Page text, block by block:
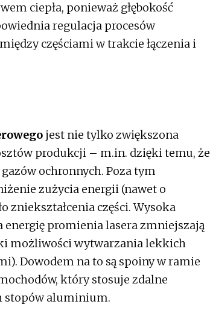
ciepła, ponieważ głębokość
regulacja procesów
częściami w trakcie łączenia i
jest nie tylko zwiększona
produkcji – m.in. dzięki temu, że
ochronnych. Poza tym
zużycia energii (nawet o
zniekształcenia części. Wysoka
energię promienia lasera zmniejszają
możliwości wytwarzania lekkich
Dowodem na to są spoiny w ramie
który stosuje zdalne
stopów aluminium.